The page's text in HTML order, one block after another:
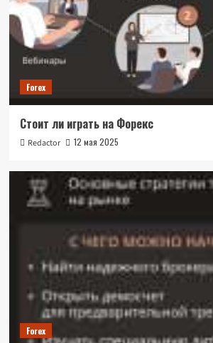
Forex
Стоит ли играть на Форекс
Redactor 12 мая 2025
Forex